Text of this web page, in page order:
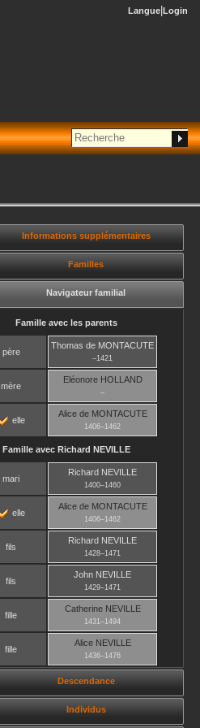
Langue Login
Informations supplémentaires
Familles
Navigateur familial
Famille avec les parents
père
Thomas de MONTACUTE
–1421
mère
EléonoreHOLLAND
–
elle
Alicede MONTACUTE
1406–1462
Famille avec Richard NEVILLE
mari
Richard NEVILLE
1400–1460
elle
Alicede MONTACUTE
1406–1462
fils
Richard NEVILLE
1428–1471
fils
John NEVILLE
1429–1471
fille
CatherineNEVILLE
1431–1494
fille
AliceNEVILLE
1436–1476
Descendance
Individus